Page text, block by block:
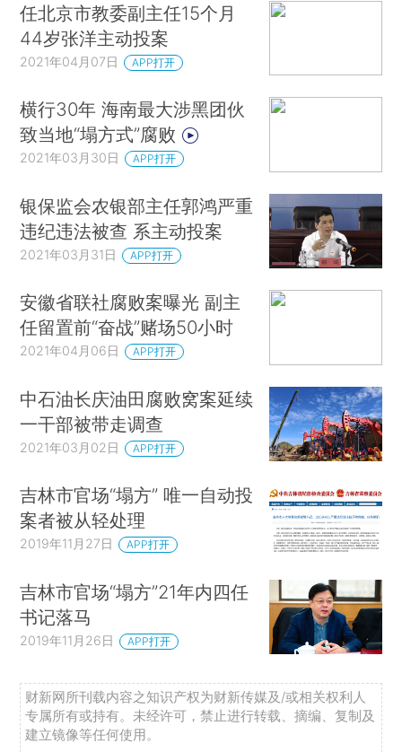
任北京市教委副主任15个月
44岁张洋主动投案
2021年04月07日 APP打开
横行30年 海南最大涉黑团伙
致当地“塌方式”腐败
2021年03月30日 APP打开
银保监会农银部主任郭鸿严重
违纪违法被查 系主动投案
2021年03月31日 APP打开
安徽省联社腐败案曝光 副主
任留置前“奋战”赌场50小时
2021年04月06日 APP打开
中石油长庆油田腐败窝案延续
一干部被带走调查
2021年03月02日 APP打开
吉林市官场“塌方” 唯一自动投
案者被从轻处理
2019年11月27日 APP打开
吉林市官场“塌方”21年内四任
书记落马
2019年11月26日 APP打开
财新网所刊载内容之知识产权为财新传媒及/或相关权利人
专属所有或持有。未经许可，禁止进行转载、摘编、复制及
建立镜像等任何使用。